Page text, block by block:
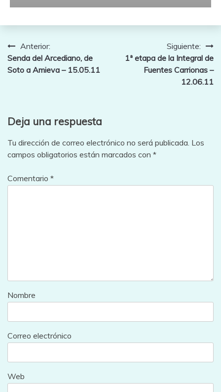
Navegación
de
Anterior:
Senda del Arcediano, de
Soto a Amieva – 15.05.11
Siguiente:
1ª etapa de la Integral de
Fuentes Carrionas –
12.06.11
Deja una respuesta
Tu dirección de correo electrónico no será publicada. Los
campos obligatorios están marcados con *
Comentario *
Nombre
Correo electrónico
Web